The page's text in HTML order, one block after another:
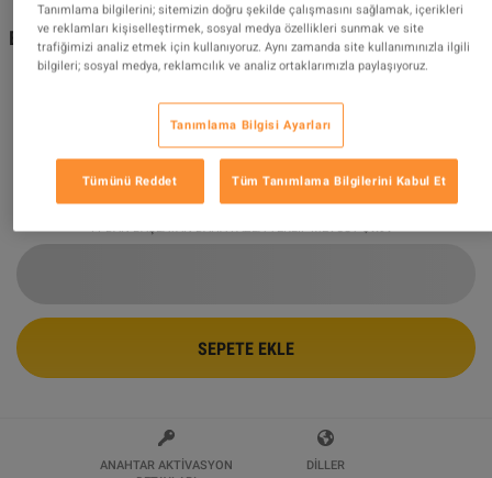
Borderlands 2 - Ultimate Vault Hunters Upgrade Pack
DLC PC Steam CD Key
değerlendirmelerin 3424850 mükemmel
$1.91 -68%
$5.99
11 DAN BAŞLAYAN DAHA FAZLA TEKLIF MEVCUT $1.91
SEPETE EKLE
ANAHTAR AKTIVASYON
DILLER
Tanımlama bilgilerini; sitemizin doğru şekilde çalışmasını sağlamak, içerikleri
ve reklamları kişiselleştirmek, sosyal medya özellikleri sunmak ve site
trafiğimizi analiz etmek için kullanıyoruz. Aynı zamanda site kullanımınızla ilgili
bilgileri; sosyal medya, reklamcılık ve analiz ortaklarımızla paylaşıyoruz.
Tanımlama Bilgisi Ayarları
Tümünü Reddet Tüm Tanımlama Bilgilerini Kabul Et